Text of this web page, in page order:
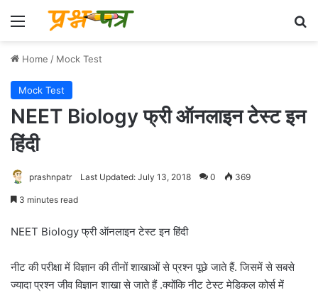
Menu
Home / Mock Test
Mock Test
NEET Biology फ्री ऑनलाइन टेस्ट इन
हिंदी
prashnpatr Last Updated: July 13, 2018 0 369
3 minutes read
NEET Biology फ्री ऑनलाइन टेस्ट इन हिंदी
नीट की परीक्षा में विज्ञान की तीनों शाखाओं से प्रश्न पूछे जाते हैं. जिसमें से सबसे
ज्यादा प्रश्न जीव विज्ञान शाखा से जाते हैं .क्योंकि नीट टेस्ट मेडिकल कोर्स में